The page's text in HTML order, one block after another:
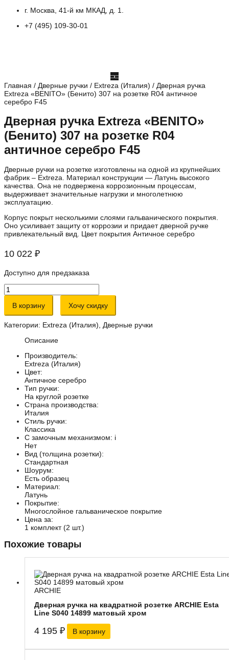
г. Москва, 41-й км МКАД, д. 1.
+7 (495) 109-30-01
Главная / Дверные ручки / Extreza (Италия) / Дверная ручка
Extreza «BENITO» (Бенито) 307 на розетке R04 античное
серебро F45
Дверная ручка Extreza «BENITO»
(Бенито) 307 на розетке R04
античное серебро F45
Дверные ручки на розетке изготовлены на одной из крупнейших
фабрик – Extreza. Материал конструкции — Латунь высокого
качества. Она не подвержена коррозионным процессам,
выдерживает значительные нагрузки и многолетнюю
эксплуатацию.
Корпус покрыт несколькими слоями гальванического покрытия.
Оно усиливает защиту от коррозии и придает дверной ручке
привлекательный вид. Цвет покрытия Античное серебро
10 022 ₽
Доступно для предзаказа
Количество
товара
Дверная
Extreza
"BENITO"
(Бенито)
розетке
античное
серебро
В корзину Хочу скидку
Категории: Extreza (Италия), Дверные ручки
Описание
Производитель:
Extreza (Италия)
Цвет:
Античное серебро
Тип ручки:
На круглой розетке
Страна производства:
Италия
Стиль ручки:
Классика
С замочным механизмом: i
Нет
Вид (толщина розетки):
Стандартная
Шоурум:
Есть образец
Материал:
Латунь
Покрытие:
Многослойное гальваническое покрытие
Цена за:
1 комплект (2 шт.)
Похожие товары
ARCHIE
Дверная ручка на квадратной розетке ARCHIE Esta
Line S040 14899 матовый хром
4 195 ₽ В корзину